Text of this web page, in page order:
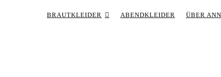
BRAUTKLEIDER ABENDKLEIDER ÜBER